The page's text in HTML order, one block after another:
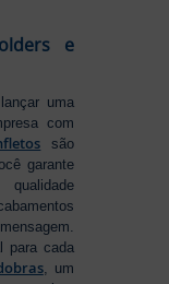
e
uma
com
são
garante
para cada
, um